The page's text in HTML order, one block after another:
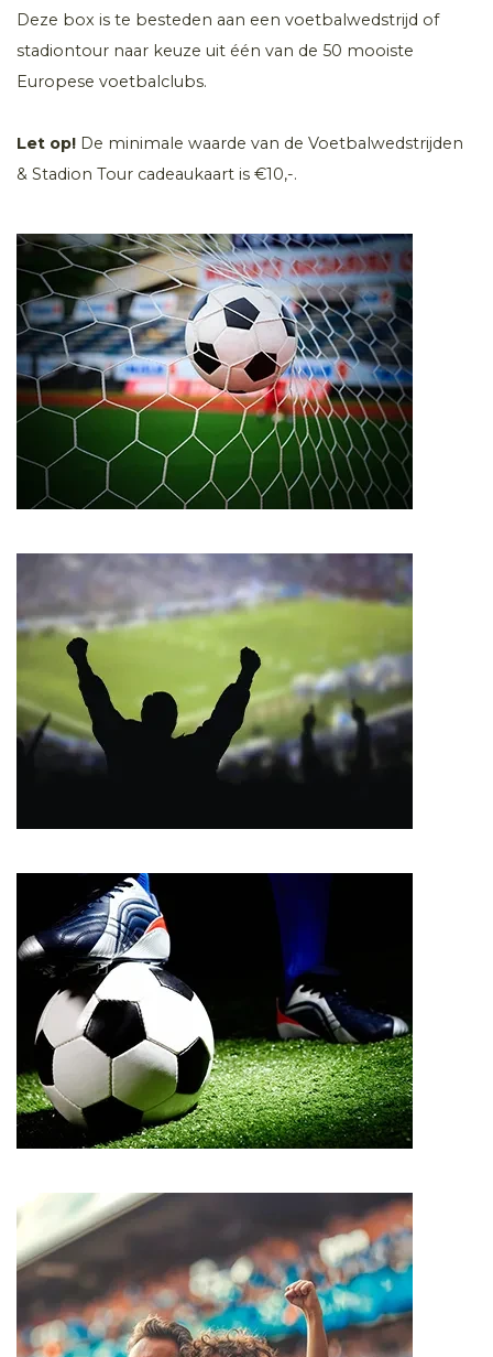
Deze box is te besteden aan een voetbalwedstrijd of
stadiontour naar keuze uit één van de 50 mooiste
Europese voetbalclubs.
Let op! De minimale waarde van de Voetbalwedstrijden
& Stadion Tour cadeaukaart is €10,-.